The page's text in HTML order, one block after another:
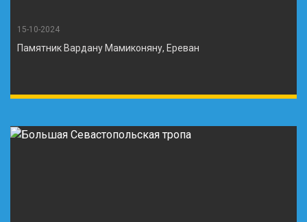
15-10-2024
Памятник Вардану Мамиконяну, Ереван